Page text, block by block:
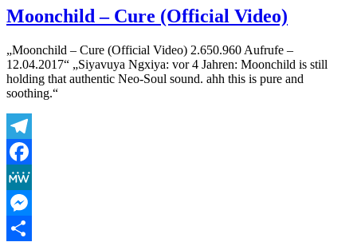
–
Le
vous
|
Shadowhunters
Moonchild – Cure (Official Video)
„Moonchild – Cure (Official Video) 2.650.960 Aufrufe –
12.04.2017“ „Siyavuya Ngxiya: vor 4 Jahren: Moonchild is still
holding that authentic Neo-Soul sound. ahh this is pure and
soothing.“
Telegram
Facebook
MeWe
Messenger